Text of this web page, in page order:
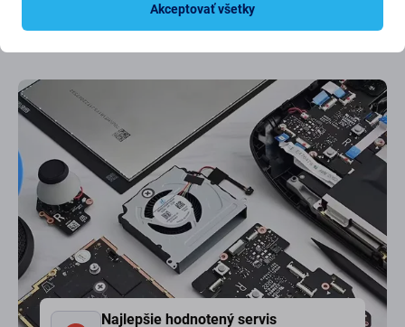
Najlepšie hodnotený servis
Akceptovať všetky